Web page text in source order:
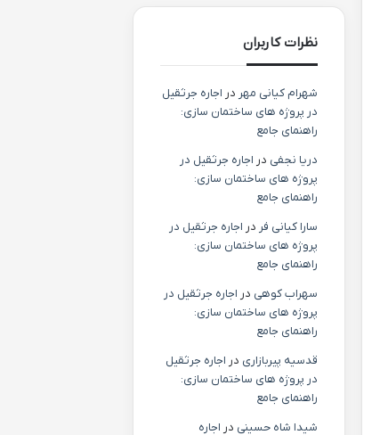
نظرات کاربران
شهرام کیانی مهر در اجاره جرثقیل
در پروژه های ساختمان سازی:
راهنمای جامع
دریا نجفی در اجاره جرثقیل در
پروژه های ساختمان سازی:
راهنمای جامع
سارا کیانی فر در اجاره جرثقیل در
پروژه های ساختمان سازی:
راهنمای جامع
سهراب کوهی در اجاره جرثقیل در
پروژه های ساختمان سازی:
راهنمای جامع
قدسیه پیربازاری در اجاره جرثقیل
در پروژه های ساختمان سازی:
راهنمای جامع
شیدا شاه حسینی در اجاره